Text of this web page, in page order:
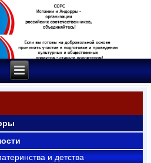
и детства